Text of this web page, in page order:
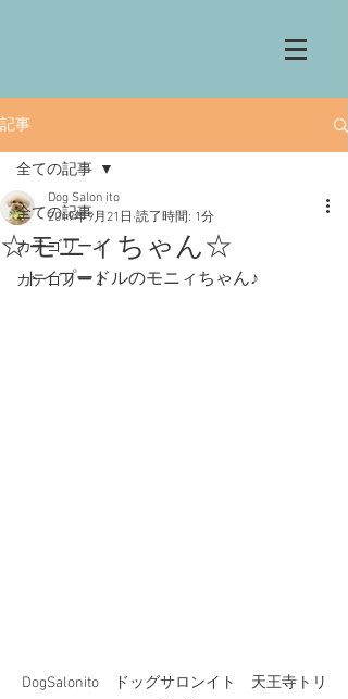
記事
全ての記事
カテゴリー 1
カテゴリー 2
全ての記事
☆モニィちゃん☆
Dog Salon ito
2019年9月21日 読了時間: 1分
トイプードルのモニィちゃん♪
DogSalonito　ドッグサロンイト　天王寺トリ